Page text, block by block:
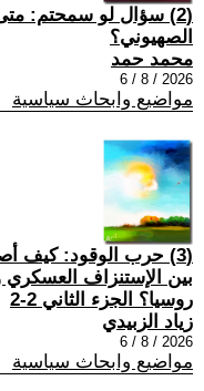
(2) سؤال لو سمحتم: متى
الصهيوني؟
محمد حمد
2026 / 8 / 6
مواضيع وابحاث سياسية
(3) حرب الوقود: كيف
بين الإستنزاف
روسيا؟ الجزء الثاني 2-2
زياد الزبيدي
2026 / 8 / 6
مواضيع وابحاث سياسية